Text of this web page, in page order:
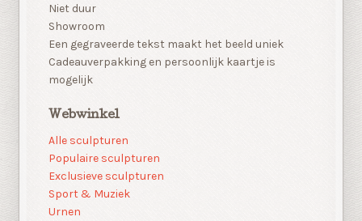
Niet duur
Showroom
Een gegraveerde tekst maakt het beeld uniek
Cadeauverpakking en persoonlijk kaartje is
mogelijk
Webwinkel
Alle sculpturen
Populaire sculpturen
Exclusieve sculpturen
Sport & Muziek
Urnen